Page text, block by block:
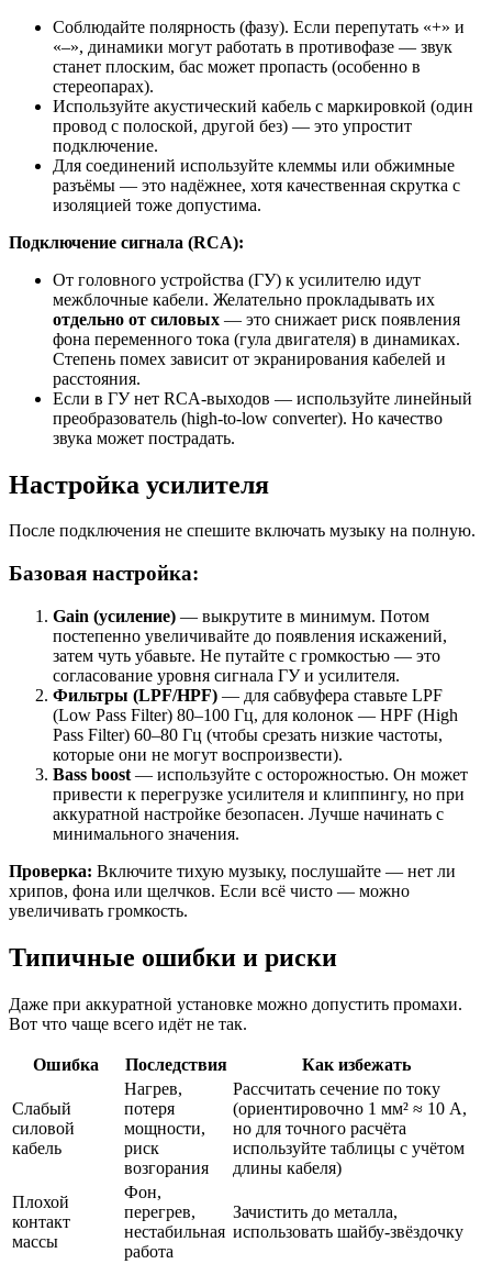
Соблюдайте полярность (фазу). Если перепутать «+» и
«–», динамики могут работать в противофазе — звук
станет плоским, бас может пропасть (особенно в
стереопарах).
Используйте акустический кабель с маркировкой (один
провод с полоской, другой без) — это упростит
подключение.
Для соединений используйте клеммы или обжимные
разъёмы — это надёжнее, хотя качественная скрутка с
изоляцией тоже допустима.
Подключение сигнала (RCA):
От головного устройства (ГУ) к усилителю идут
межблочные кабели. Желательно прокладывать их
отдельно от силовых — это снижает риск появления
фона переменного тока (гула двигателя) в динамиках.
Степень помех зависит от экранирования кабелей и
расстояния.
Если в ГУ нет RCA-выходов — используйте линейный
преобразователь (high-to-low converter). Но качество
звука может пострадать.
Настройка усилителя
После подключения не спешите включать музыку на полную.
Базовая настройка:
Gain (усиление) — выкрутите в минимум. Потом
постепенно увеличивайте до появления искажений,
затем чуть убавьте. Не путайте с громкостью — это
согласование уровня сигнала ГУ и усилителя.
Фильтры (LPF/HPF) — для сабвуфера ставьте LPF
(Low Pass Filter) 80–100 Гц, для колонок — HPF (High
Pass Filter) 60–80 Гц (чтобы срезать низкие частоты,
которые они не могут воспроизвести).
Bass boost — используйте с осторожностью. Он может
привести к перегрузке усилителя и клиппингу, но при
аккуратной настройке безопасен. Лучше начинать с
минимального значения.
Проверка: Включите тихую музыку, послушайте — нет ли
хрипов, фона или щелчков. Если всё чисто — можно
увеличивать громкость.
Типичные ошибки и риски
Даже при аккуратной установке можно допустить промахи.
Вот что чаще всего идёт не так.
Ошибка Последствия Как избежать
Слабый
силовой
кабель
Нагрев,
потеря
мощности,
риск
возгорания
Рассчитать сечение по току
(ориентировочно 1 мм² ≈ 10 А,
но для точного расчёта
используйте таблицы с учётом
длины кабеля)
Плохой
контакт
массы
Фон,
перегрев,
нестабильная
работа
Зачистить до металла,
использовать шайбу-звёздочку